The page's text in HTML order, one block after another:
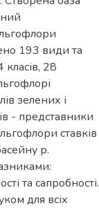
193 види та
28
зелених і
- представники
ставків
р.
та сапробності.
для всіх